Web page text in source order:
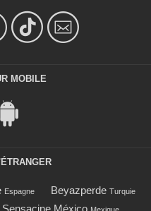
MOBILE
Espagne Beyazperde Turquie
Sensacine México